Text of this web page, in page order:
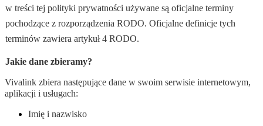
w treści tej polityki prywatności używane są oficjalne terminy
pochodzące z rozporządzenia RODO. Oficjalne definicje tych
terminów zawiera artykuł 4 RODO.
Jakie dane zbieramy?
Vivalink zbiera następujące dane w swoim serwisie internetowym,
aplikacji i usługach:
Imię i nazwisko